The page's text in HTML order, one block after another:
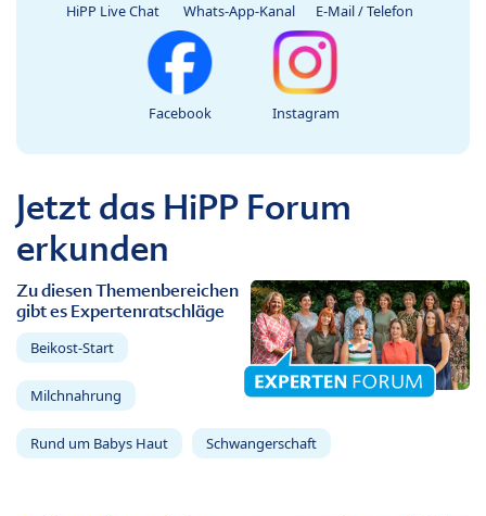
HiPP Live Chat Whats-App-Kanal E-Mail / Telefon
Facebook Instagram
Jetzt das HiPP Forum
erkunden
Zu diesen Themenbereichen
gibt es Expertenratschläge
Beikost-Start
Milchnahrung
Rund um Babys Haut Schwangerschaft